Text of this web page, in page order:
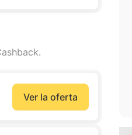
Ver la oferta